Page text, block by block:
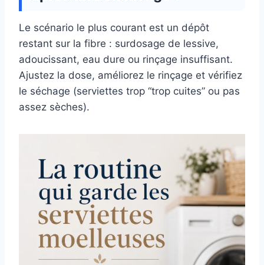
Le scénario le plus courant est un dépôt
restant sur la fibre : surdosage de lessive,
adoucissant, eau dure ou rinçage insuffisant.
Ajustez la dose, améliorez le rinçage et vérifiez
le séchage (serviettes trop “trop cuites” ou pas
assez sèches).